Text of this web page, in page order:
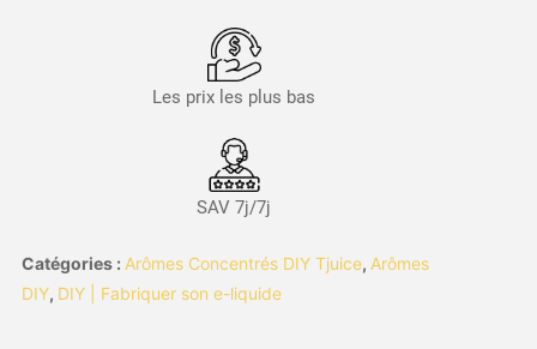
Les prix les plus bas
SAV 7j/7j
Catégories : Arômes Concentrés DIY Tjuice, Arômes
DIY, DIY | Fabriquer son e-liquide